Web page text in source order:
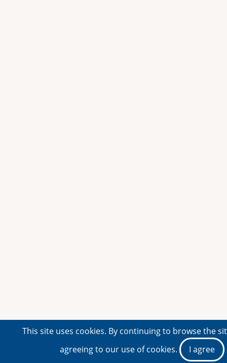
This site uses cookies. By continuing to browse the
agreeing to our use of cookies.
I agree